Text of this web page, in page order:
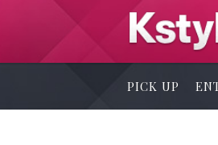
PICK UP